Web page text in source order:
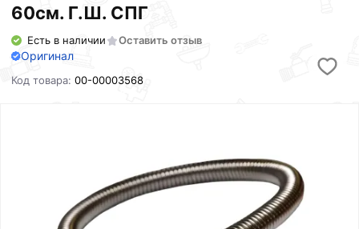
60см. Г.Ш. СПГ
Есть в наличии Оставить отзыв
Оригинал
Код товара:00-00003568